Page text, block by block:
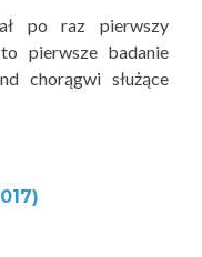
po raz pierwszy
pierwsze badanie
chorągwi służące